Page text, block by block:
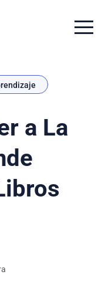
Menu
a La